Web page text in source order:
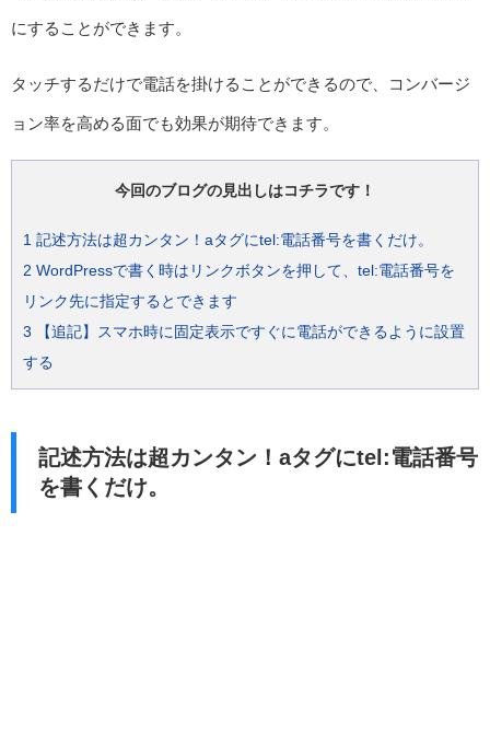
にすることができます。
タッチするだけで電話を掛けることができるので、コンバージ
ョン率を高める面でも効果が期待できます。
今回のブログの見出しはコチラです！
1 記述方法は超カンタン！aタグにtel:電話番号を書くだけ。
2 WordPressで書く時はリンクボタンを押して、tel:電話番号を
リンク先に指定するとできます
3 【追記】スマホ時に固定表示ですぐに電話ができるように設置
する
記述方法は超カンタン！aタグにtel:電話番号
を書くだけ。